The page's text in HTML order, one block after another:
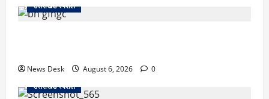
उत्तराखंड स्पेशल
News Desk August 6, 2026
0
उत्तराखंड स्पेशल